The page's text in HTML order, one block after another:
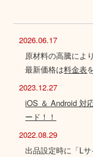
2026.06.17
原材料の高騰によ
最新価格は料金表
2023.12.27
iOS ＆ Android 対
ード！！
2022.08.29
出品設定時に「L